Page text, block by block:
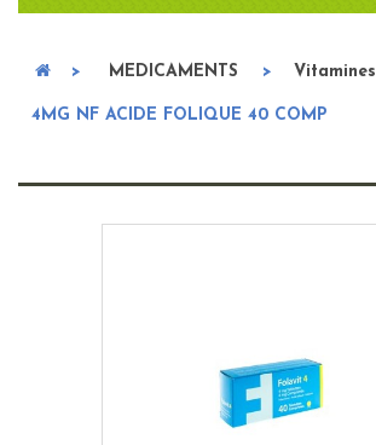
> MEDICAMENTS > Vitamines
4MG NF ACIDE FOLIQUE 40 COMP